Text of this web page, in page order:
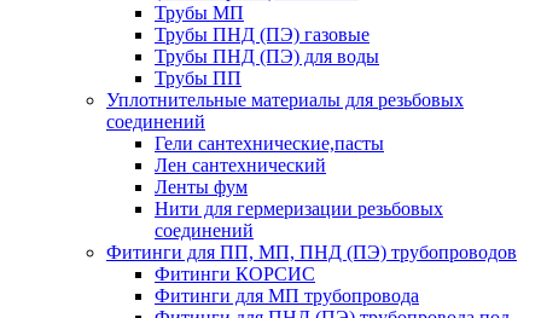
Трубы МП
Трубы ПНД (ПЭ) газовые
Трубы ПНД (ПЭ) для воды
Трубы ПП
Уплотнительные материалы для резьбовых
соединений
Гели сантехнические,пасты
Лен сантехнический
Ленты фум
Нити для гермеризации резьбовых
соединений
Фитинги для ПП, МП, ПНД (ПЭ) трубопроводов
Фитинги КОРСИС
Фитинги для МП трубопровода